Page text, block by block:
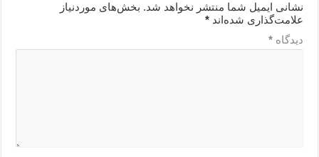
نشانی ایمیل شما منتشر نخواهد شد. بخش‌های موردنیاز
علامت‌گذاری شده‌اند*
دیدگاه*